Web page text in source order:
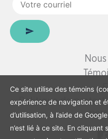
courriel
Politique de
Ce site utilise des témoins
expérience de navigation et
d’utilisation, à l’aide de
n’est lié à ce site. En